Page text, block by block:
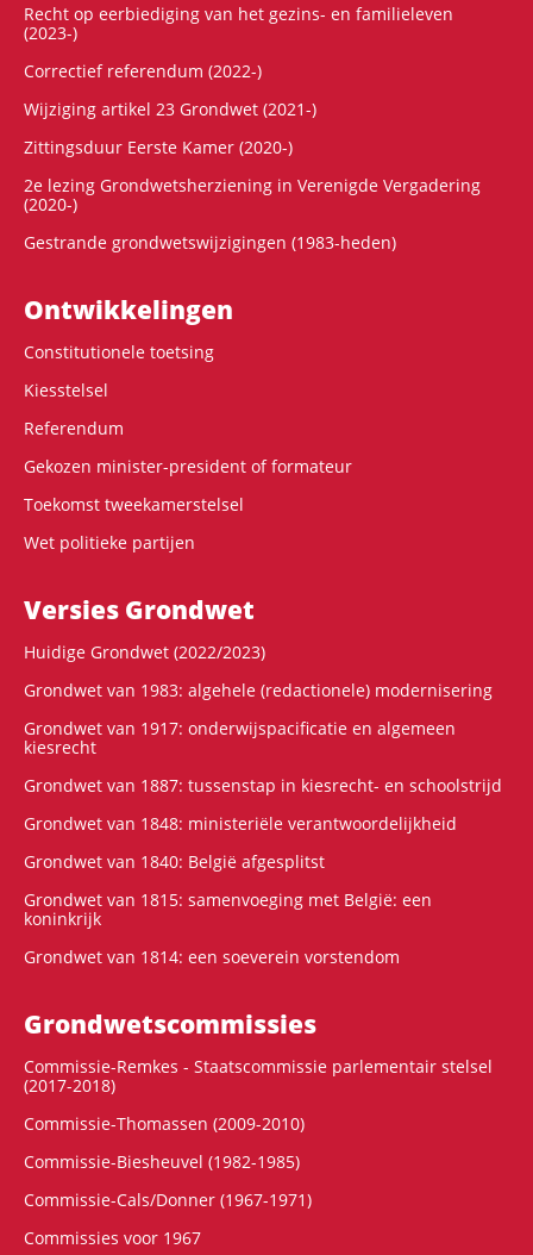
Recht op eerbiediging van het gezins- en familieleven
(2023-)
Correctief referendum (2022-)
Wijziging artikel 23 Grondwet (2021-)
Zittingsduur Eerste Kamer (2020-)
2e lezing Grondwetsherziening in Verenigde Vergadering
(2020-)
Gestrande grondwetswijzigingen (1983-heden)
Ontwikke­lingen
Constitutionele toetsing
Kiesstelsel
Referendum
Gekozen minister-president of formateur
Toekomst tweekamerstelsel
Wet politieke partijen
Versies Grondwet
Huidige Grondwet (2022/2023)
Grondwet van 1983: algehele (redactionele) modernisering
Grondwet van 1917: onderwijspacificatie en algemeen
kiesrecht
Grondwet van 1887: tussenstap in kiesrecht- en schoolstrijd
Grondwet van 1848: ministeriële verantwoordelijkheid
Grondwet van 1840: België afgesplitst
Grondwet van 1815: samenvoeging met België: een
koninkrijk
Grondwet van 1814: een soeverein vorstendom
Grondwets­commissies
Commissie-Remkes - Staatscommissie parlementair stelsel
(2017-2018)
Commissie-Thomassen (2009-2010)
Commissie-Biesheuvel (1982-1985)
Commissie-Cals/Donner (1967-1971)
Commissies voor 1967